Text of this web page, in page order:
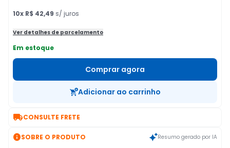
10x R$ 42,49 s/ juros
Ver detalhes de parcelamento
Em estoque
Comprar agora
Adicionar ao carrinho
CONSULTE FRETE
SOBRE O PRODUTO Resumo gerado por IA